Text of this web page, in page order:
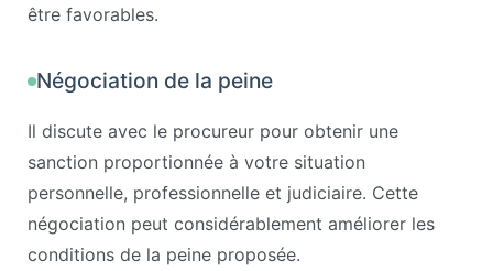
être favorables.
Négociation de la peine
Il discute avec le procureur pour obtenir une
sanction proportionnée à votre situation
personnelle, professionnelle et judiciaire. Cette
négociation peut considérablement améliorer les
conditions de la peine proposée.